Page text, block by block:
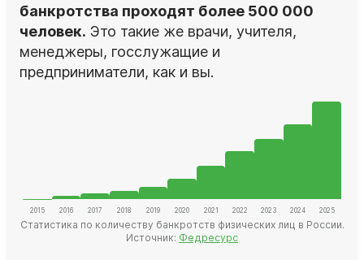
банкротства проходят более 500 000
человек. Это такие же врачи, учителя,
менеджеры, госслужащие и
предприниматели, как и вы.
Статистика по количеству банкротств физических лиц в России.
Источник: Федресурс